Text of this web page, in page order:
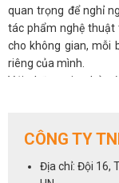
quan trọng để nghỉ
tác phẩm nghệ thuật
cho không gian, mỗi
riêng của mình.
Với những gia chủ
2.2.Tranh đá giúp
nghĩa phong thủy,
CÔNG TY
Địa chỉ: Đội 16,